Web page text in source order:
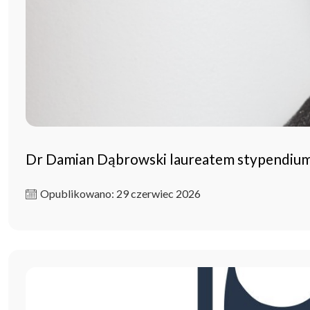
Dr Damian Dąbrowski laureatem
Opublikowano: 29 czerwiec 2026